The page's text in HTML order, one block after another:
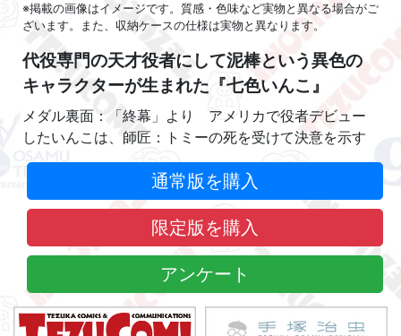
※掲載の画像はイメージです。質感・色味など実物と異なる場合がご
ざいます。また、収納ケースの仕様は実物と異なります。
代役専門の天才役者にして泥棒という異色の
キャラクターが生まれた『七色いんこ』
メダル裏面：「終幕」より アメリカで役者デビュー
したいんこは、師匠：トミーの死を受けて決意を示す
通常版を購入
限定版を購入
アンケート